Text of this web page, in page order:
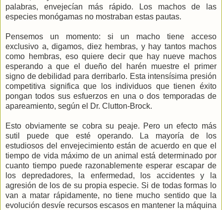
palabras, envejecían más rápido. Los machos de las
especies monógamas no mostraban estas pautas.
Pensemos un momento: si un macho tiene acceso
exclusivo a, digamos, diez hembras, y hay tantos machos
como hembras, eso quiere decir que hay nueve machos
esperando a que el dueño del harén muestre el primer
signo de debilidad para derribarlo. Esta intensísima presión
competitiva significa que los individuos que tienen éxito
pongan todos sus esfuerzos en una o dos temporadas de
apareamiento, según el Dr. Clutton-Brock.
Esto obviamente se cobra su peaje. Pero un efecto más
sutil puede que esté operando. La mayoría de los
estudiosos del envejecimiento están de acuerdo en que el
tiempo de vida máximo de un animal está determinado por
cuanto tiempo puede razonablemente esperar escapar de
los depredadores, la enfermedad, los accidentes y la
agresión de los de su propia especie. Si de todas formas lo
van a matar rápidamente, no tiene mucho sentido que la
evolución desvíe recursos escasos en mantener la máquina